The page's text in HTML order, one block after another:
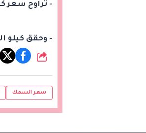
- تراوح سعر كيلو
- وحقق كيلو
شارك
سعر السمك